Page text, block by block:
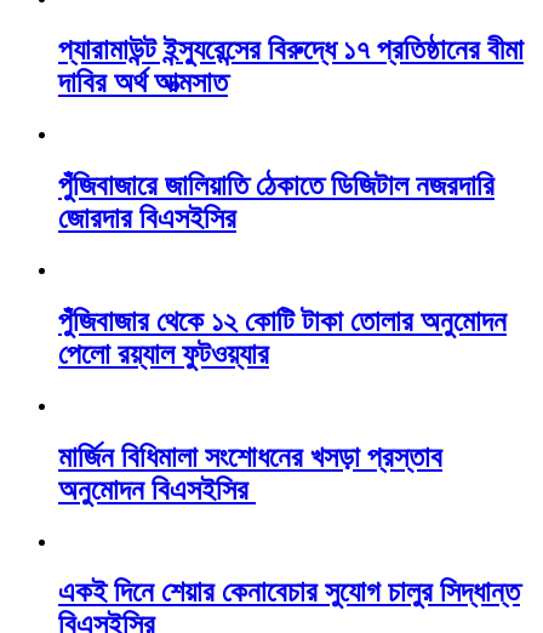
প্যারামাউন্ট ইন্স্যুরেন্সের বিরুদ্ধে ১৭ প্রতিষ্ঠানের বীমা
দাবির অর্থ আত্মসাত
পুঁজিবাজারে জালিয়াতি ঠেকাতে ডিজিটাল নজরদারি
জোরদার বিএসইসির
পুঁজিবাজার থেকে ১২ কোটি টাকা তোলার অনুমোদন
পেলো রয়্যাল ফুটওয়্যার
মার্জিন বিধিমালা সংশোধনের খসড়া প্রস্তাব
অনুমোদন বিএসইসির
একই দিনে শেয়ার কেনাবেচার সুযোগ চালুর সিদ্ধান্ত
বিএসইসির